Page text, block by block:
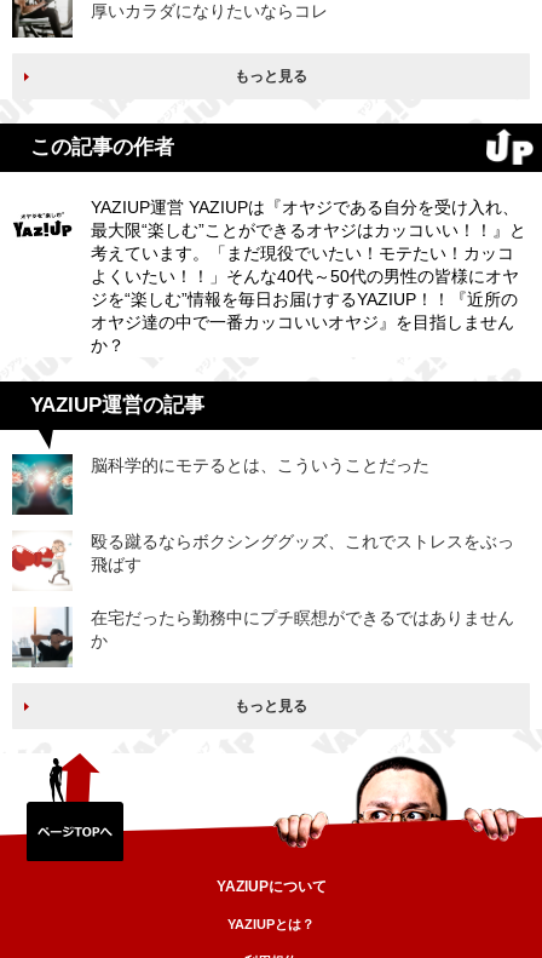
厚いカラダになりたいならコレ
もっと見る
この記事の作者
YAZIUP運営 YAZIUPは『オヤジである自分を受け入れ、
最大限“楽しむ”ことができるオヤジはカッコいい！！』と
考えています。「まだ現役でいたい！モテたい！カッコ
よくいたい！！」そんな40代～50代の男性の皆様にオヤ
ジを“楽しむ”情報を毎日お届けするYAZIUP！！『近所の
オヤジ達の中で一番カッコいいオヤジ』を目指しません
か？
YAZIUP運営の記事
脳科学的にモテるとは、こういうことだった
殴る蹴るならボクシンググッズ、これでストレスをぶっ
飛ばす
在宅だったら勤務中にプチ瞑想ができるではありません
か
もっと見る
YAZIUPについて
YAZIUPとは？